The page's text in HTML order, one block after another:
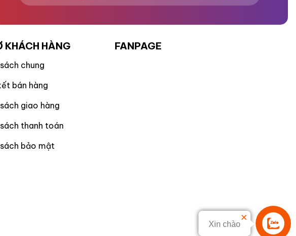
Liên hệ
Xin chào
KHÁCH HÀNG
chung
bán hàng
giao hàng
thanh toán
bảo mật
FANPAGE